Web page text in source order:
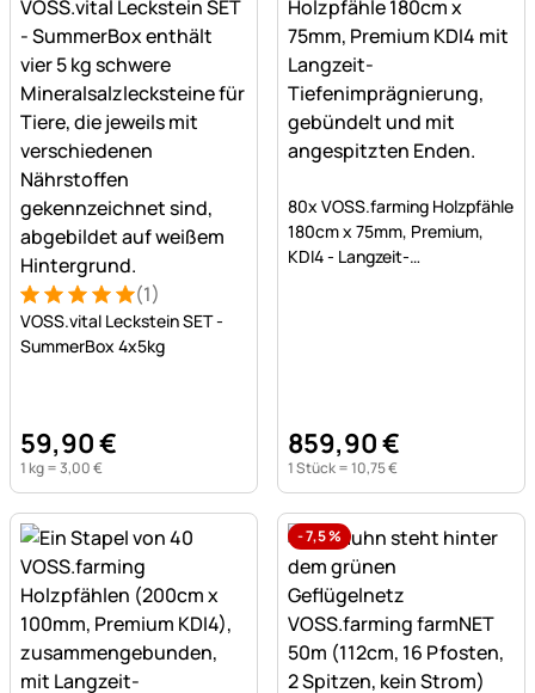
Bewertung: 5 von 5 (1 Bewertungen)
1 Bewertung (1)
VOSS.vital Leckstein SET -
SummerBox 4x5kg
59,90€
1 kg =3,00€
80x VOSS.farming Holzpfähle
180cm x 75mm, Premium,
KDI4 - Langzeit-
859,90€
1 Stück =10,75€
-7,5%